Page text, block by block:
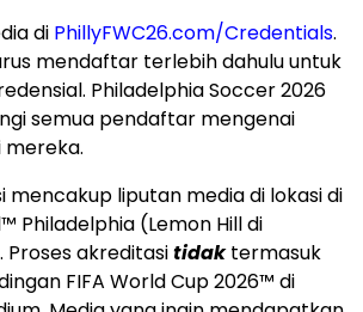
di PhillyFWC26.com/Credentials.
mendaftar terlebih dahulu untuk
Philadelphia Soccer 2026
semua pendaftar mengenai
mencakup liputan media di lokasi di
Philadelphia (Lemon Hill di
Proses akreditasitidaktermasuk
FIFA World Cup 2026™ di